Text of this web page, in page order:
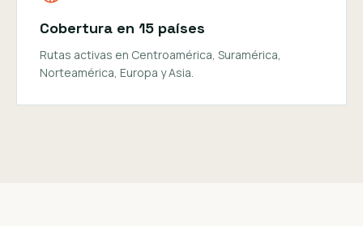
Cobertura en 15 países
Rutas activas en Centroamérica, Suramérica,
Norteamérica, Europa y Asia.